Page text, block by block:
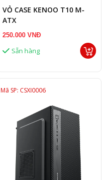
VỎ CASE KENOO T10 M-
ATX
250.000 VNĐ
Sẵn hàng
Mã SP: CSXI0006